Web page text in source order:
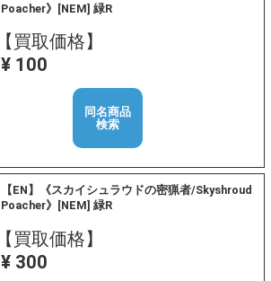
Poacher》[NEM] 緑R
【買取価格】
¥ 100
同名商品
検索
【EN】《スカイシュラウドの密猟者/Skyshroud
Poacher》[NEM] 緑R
【買取価格】
¥ 300